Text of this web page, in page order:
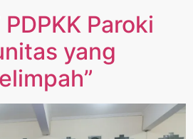
Paroki
yang